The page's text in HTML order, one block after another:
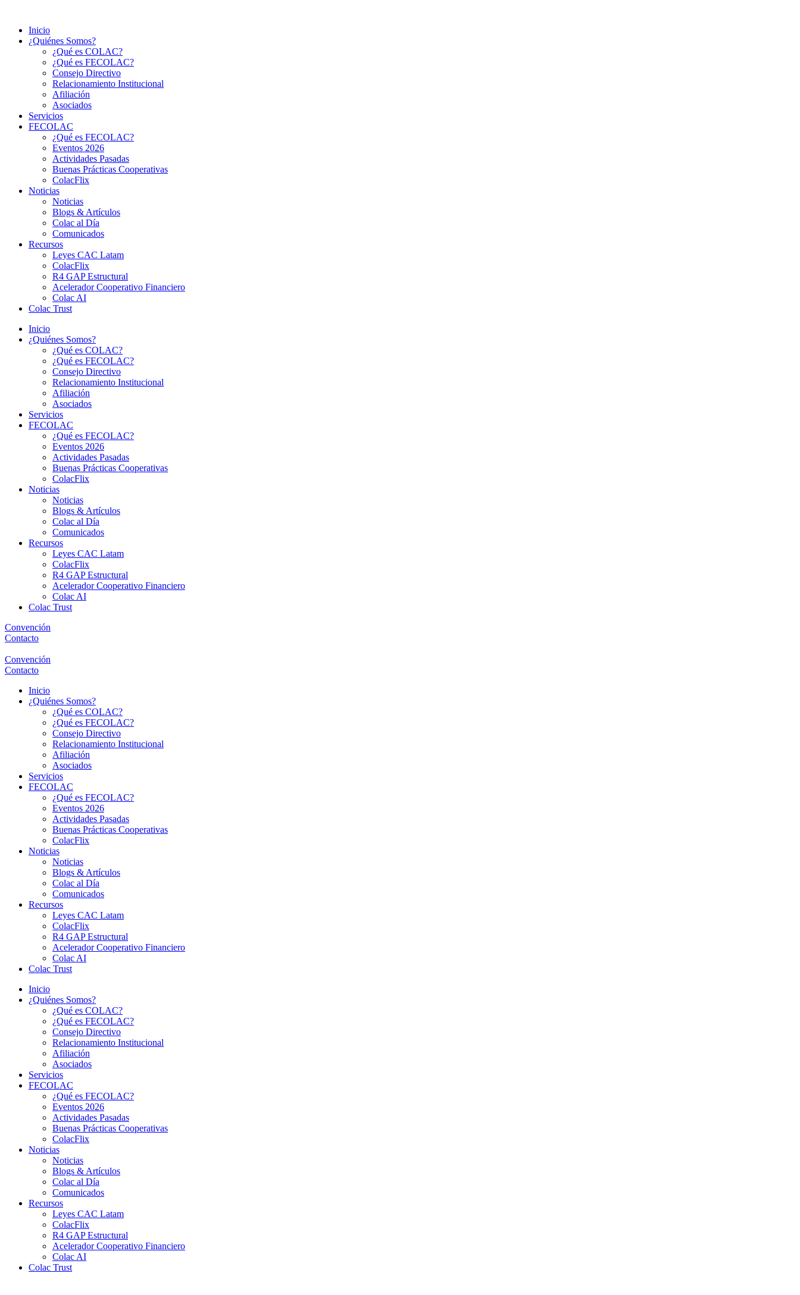
contenido
Inicio
¿Quiénes Somos?
¿Qué es COLAC?
¿Qué es FECOLAC?
Consejo Directivo
Relacionamiento Institucional
Afiliación
Asociados
Servicios
FECOLAC
¿Qué es FECOLAC?
Eventos 2026
Actividades Pasadas
Buenas Prácticas Cooperativas
ColacFlix
Noticias
Noticias
Blogs & Artículos
Colac al Día
Comunicados
Recursos
Leyes CAC Latam
ColacFlix
R4 GAP Estructural
Acelerador Cooperativo Financiero
Colac AI
Colac Trust
Inicio
¿Quiénes Somos?
¿Qué es COLAC?
¿Qué es FECOLAC?
Consejo Directivo
Relacionamiento Institucional
Afiliación
Asociados
Servicios
FECOLAC
¿Qué es FECOLAC?
Eventos 2026
Actividades Pasadas
Buenas Prácticas Cooperativas
ColacFlix
Noticias
Noticias
Blogs & Artículos
Colac al Día
Comunicados
Recursos
Leyes CAC Latam
ColacFlix
R4 GAP Estructural
Acelerador Cooperativo Financiero
Colac AI
Colac Trust
Convención
Contacto
Convención
Contacto
Inicio
¿Quiénes Somos?
¿Qué es COLAC?
¿Qué es FECOLAC?
Consejo Directivo
Relacionamiento Institucional
Afiliación
Asociados
Servicios
FECOLAC
¿Qué es FECOLAC?
Eventos 2026
Actividades Pasadas
Buenas Prácticas Cooperativas
ColacFlix
Noticias
Noticias
Blogs & Artículos
Colac al Día
Comunicados
Recursos
Leyes CAC Latam
ColacFlix
R4 GAP Estructural
Acelerador Cooperativo Financiero
Colac AI
Colac Trust
Inicio
¿Quiénes Somos?
¿Qué es COLAC?
¿Qué es FECOLAC?
Consejo Directivo
Relacionamiento Institucional
Afiliación
Asociados
Servicios
FECOLAC
¿Qué es FECOLAC?
Eventos 2026
Actividades Pasadas
Buenas Prácticas Cooperativas
ColacFlix
Noticias
Noticias
Blogs & Artículos
Colac al Día
Comunicados
Recursos
Leyes CAC Latam
ColacFlix
R4 GAP Estructural
Acelerador Cooperativo Financiero
Colac AI
Colac Trust